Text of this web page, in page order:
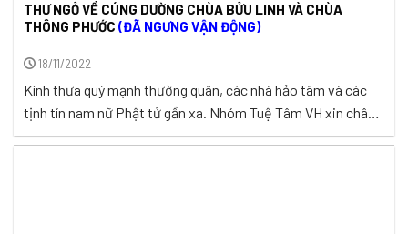
THƯ NGỎ VỀ CÚNG DƯỜNG CHÙA BỬU LINH VÀ CHÙA
THÔNG PHƯỚC (ĐÃ NGƯNG VẬN ĐỘNG)
18/11/2022
Kính thưa quý mạnh thường quân, các nhà hảo tâm và các
tịnh tín nam nữ Phật tử gần xa. Nhóm Tuệ Tâm VH xin chân
thành biết ơn quý Nhà hảo tâm, quý anh chị em thiện nguyện